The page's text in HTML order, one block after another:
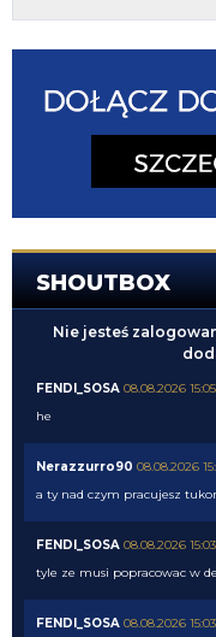
SHOUTBOX
Nie jesteś
FENDI_SOSA 08.08.2026 15:05
he
Nerazzurro90 08.08.2026
a ty nad czym pracujesz
FENDI_SOSA 08.08.2026 15:03
tyle ze musi popracowac w
FENDI_SOSA 08.08.2026 15:03